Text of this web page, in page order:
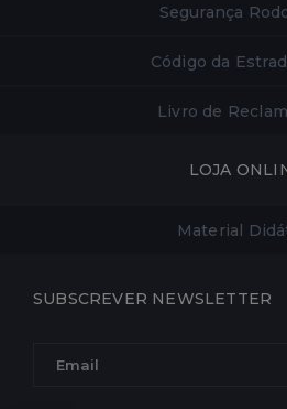
Segurança
Código da
Livro de
LOJA
Material
SUBSCREVER NEWSLETTER